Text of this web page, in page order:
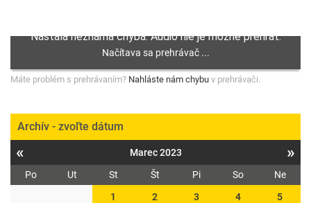
Máte problém s prehrávaním? Nahláste nám chybu v prehrávači.
Archív - zvoľte dátum
« Marec 2023 »
Po Ut St Št Pi So
Ne
1
2 3 4 5